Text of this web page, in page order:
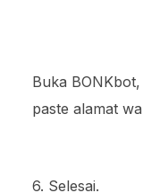
Buka
paste alamat
6. Selesai.